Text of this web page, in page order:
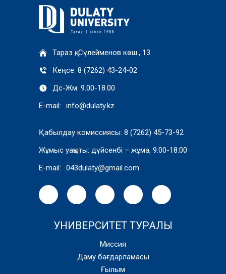
Тараз қ, Сүлейменов көш., 13
Кеңсе: 8 (7262) 43-24-02
Дс-Жм. 9.00-18.00
E-mail:
info@dulaty.kz
Қабылдау комиссиясы: 8 (7262) 45-73-92
Жұмыс уақыты: дүйсенбі – жұма, 9:00-18:00
E-mail:
043dulaty@gmail.com
УНИВЕРСИТЕТ ТУРАЛЫ
Миссия
Даму бағдарламасы
Ғылым